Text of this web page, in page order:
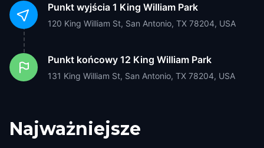
Punkt wyjścia 1 King William Park
120 King William St, San Antonio, TX 78204, USA
Punkt końcowy 12 King William Park
131 King William St, San Antonio, TX 78204, USA
Najważniejsze